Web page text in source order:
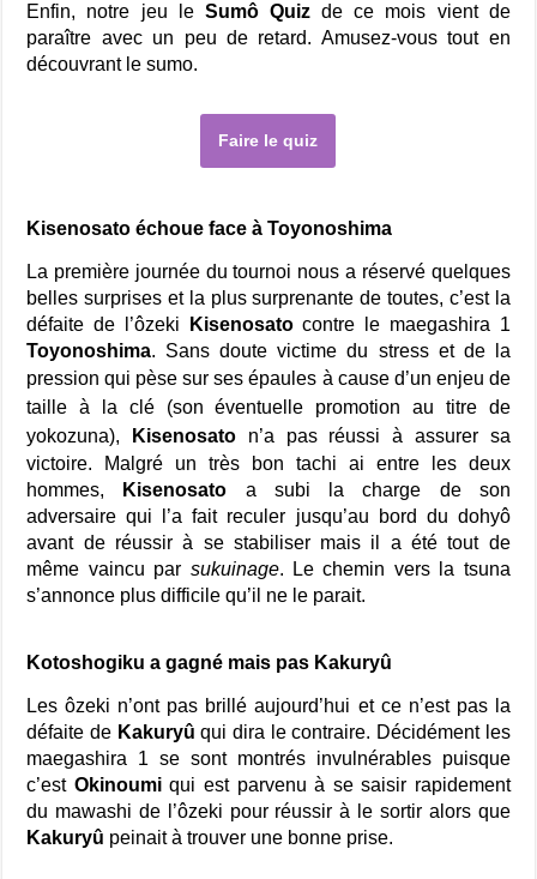
Enfin, notre jeu le Sumô Quiz de ce mois vient de
paraître avec un peu de retard. Amusez-vous tout en
découvrant le sumo.
Faire le quiz
Kisenosato échoue face à Toyonoshima
La première journée du tournoi nous a réservé quelques
belles surprises et la plus surprenante de toutes, c’est la
défaite de l’ôzeki
Kisenosatocontre le maegashira 1
Toyonoshima. Sans doute victime du stress et de la
pression qui pèse sur ses épaules à cause d’un enjeu de
tailleà la clé (son éventuelle promotion au titre de
yokozuna),
Kisenosato n’a pas réussi à assurer sa
victoire. Malgré un très bon tachi ai entre les deux
hommes,
Kisenosato a subi la charge de son
adversaire qui l’a fait reculer jusqu’au bord du dohyô
avant de réussir à se stabiliser mais il a été tout de
même vaincu par sukuinage. Le chemin vers la tsuna
s’annonce plus difficile qu’il ne le parait.
Kotoshogiku a gagné mais pas Kakuryû
Les ôzeki n’ont pas brillé aujourd’hui et ce n’est pas la
défaite de Kakuryû qui dira le contraire. Décidément les
maegashira 1 se sont montrés invulnérables puisque
c’est Okinoumiqui est parvenu à se saisir rapidement
du mawashi de l’ôzeki pour réussir à le sortir alors que
Kakuryû peinait à trouver une bonne prise.